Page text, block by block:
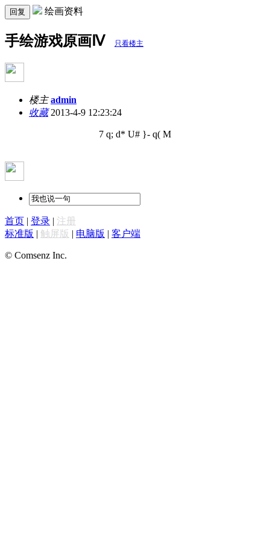
回复 绘画资料
手绘游戏原画Ⅳ 只看楼主
楼主 admin
收藏2013-4-9 12:23:24
7 q; d* U# }- q( M
首页 | 登录 | 注册
标准版 | 触屏版 | 电脑版 | 客户端
© Comsenz Inc.